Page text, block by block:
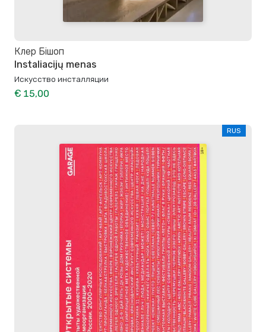
Клер Бішоп
Instaliacijų menas
Искусство инсталляции
€ 15,00
RUS